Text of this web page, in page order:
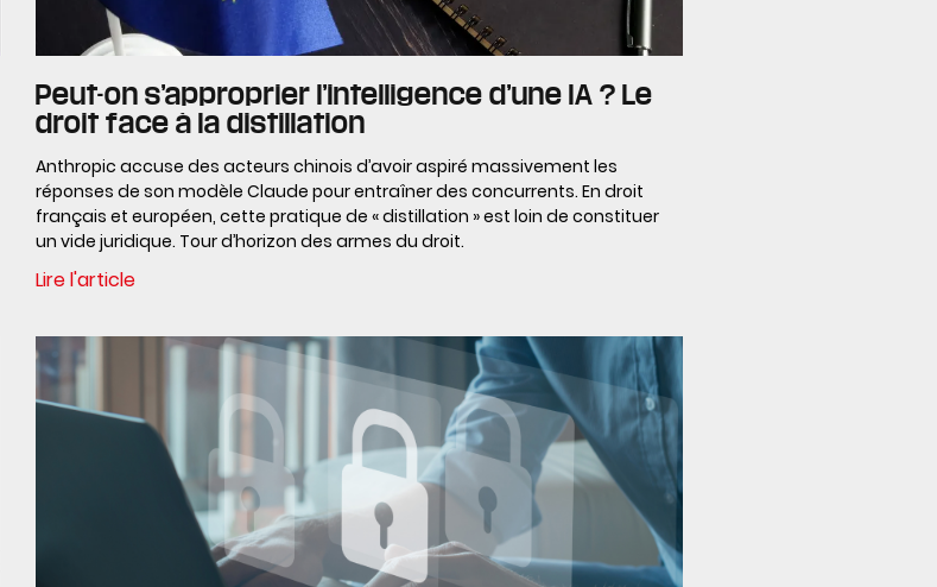
Peut-on s’approprier l’intelligence d’une IA ? Le
droit face à la distillation
Anthropic accuse des acteurs chinois d’avoir aspiré massivement les
réponses de son modèle Claude pour entraîner des concurrents. En droit
français et européen, cette pratique de « distillation » est loin de constituer
un vide juridique. Tour d’horizon des armes du droit.
Lire l'article